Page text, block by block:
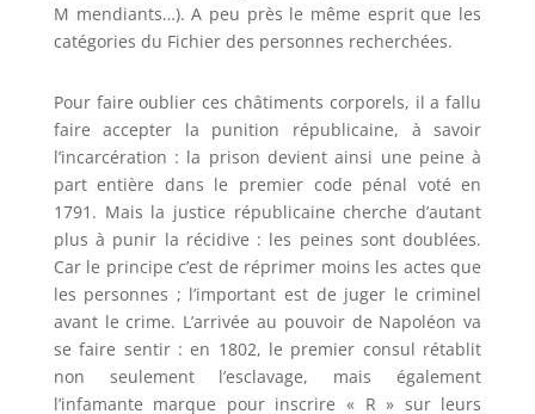
M mendiants…). A peu près le même esprit que les
catégories du Fichier des personnes recherchées.
Pour faire oublier ces châtiments corporels, il a fallu
faire accepter la punition républicaine, à savoir
l’incarcération : la prison devient ainsi une peine à
part entière dans le premier code pénal voté en
1791. Mais la justice républicaine cherche d’autant
plus à punir la récidive : les peines sont doublées.
Car le principe c’est de réprimer moins les actes que
les personnes ; l’important est de juger le criminel
avant le crime. L’arrivée au pouvoir de Napoléon va
se faire sentir : en 1802, le premier consul rétablit
non seulement l’esclavage, mais également
l’infamante marque pour inscrire « R » sur leurs